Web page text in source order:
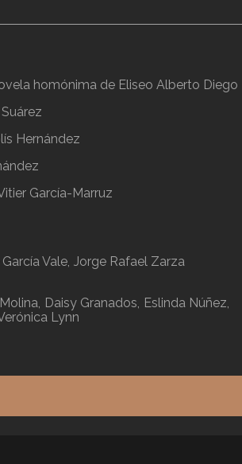
homónima de Eliseo Alberto Diego
Hernández
García-Marruz
Vale Jorge Rafael Zarza
Daisy Granados
Eslinda Núñez
Lynn